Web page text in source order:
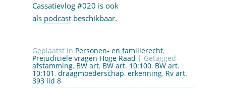
Cassatievlog #020 is ook
alspodcastbeschikbaar.
Geplaatst in Personen- en familierecht,
Prejudiciële vragen Hoge Raad | Getagged
afstamming, BW art, BW art. 10:100, BW art.
10:101 , draagmoederschap, erkenning, Rv art.
393 lid 8